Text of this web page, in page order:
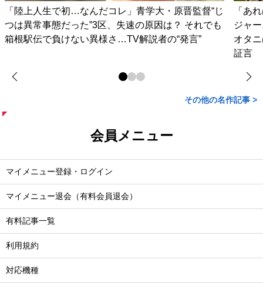
「陸上人生で初…なんだコレ」青学大・原晋監督“じ
つは異常事態だった”3区、失速の原因は？ それでも
箱根駅伝で負けない異様さ…TV解説者の“発言”
「あ
ジャ
オタ
証言
その他の名作記事 >
会員メニュー
マイメニュー登録・ログイン
マイメニュー退会（有料会員退会）
有料記事一覧
利用規約
対応機種